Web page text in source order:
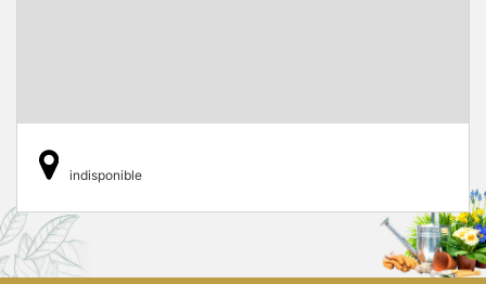
indisponible